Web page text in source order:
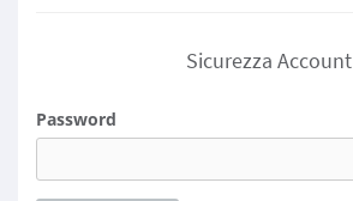
Sicurezza Account
Password